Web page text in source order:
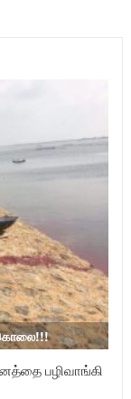
கொலை!!!
பழிவாங்கி